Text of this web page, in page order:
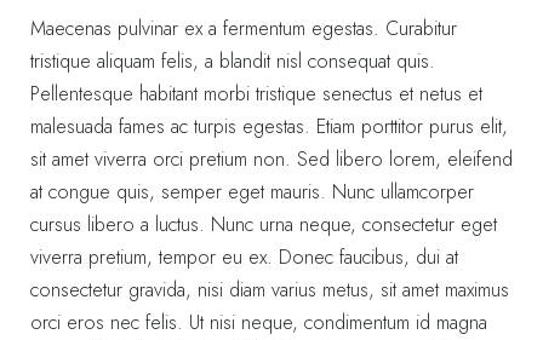
Maecenas pulvinar ex a fermentum egestas. Curabitur
tristique aliquam felis, a blandit nisl consequat quis.
Pellentesque habitant morbi tristique senectus et netus et
malesuada fames ac turpis egestas. Etiam porttitor purus elit,
sit amet viverra orci pretium non. Sed libero lorem, eleifend
at congue quis, semper eget mauris. Nunc ullamcorper
cursus libero a luctus. Nunc urna neque, consectetur eget
viverra pretium, tempor eu ex. Donec faucibus, dui at
consectetur gravida, nisi diam varius metus, sit amet maximus
orci eros nec felis. Ut nisi neque, condimentum id magna